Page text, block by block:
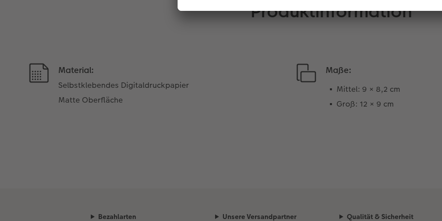
Produktinformation
Material:
Selbstklebendes Digitaldruckpapier
Matte Oberfläche
Maße:
Mittel: 9 × 8,2 cm
Groß: 12 × 9 cm
Bezahlarten Unsere Versandpartner Qualität & Sicherheit